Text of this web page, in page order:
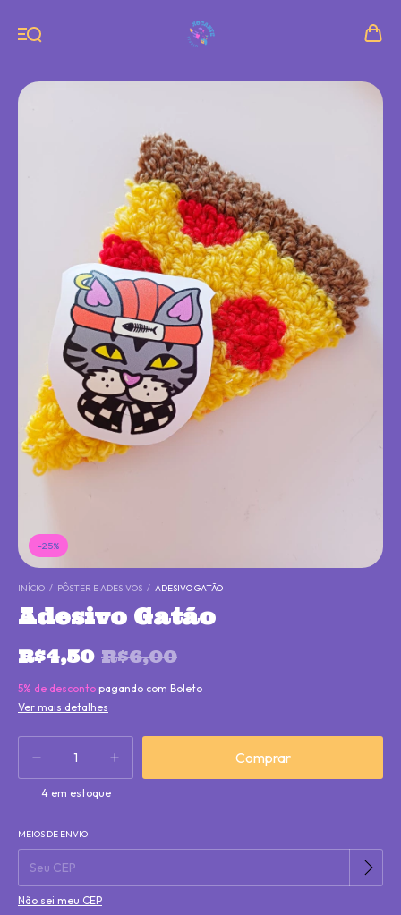
-25%
INÍCIO / PÔSTER E ADESIVOS / ADESIVO GATÃO
Adesivo Gatão
R$4,50 R$6,00
5% de desconto pagando com Boleto
Ver mais detalhes
4em estoque
Entregas para o CEP:
MEIOS DE ENVIO
Não sei meu CEP